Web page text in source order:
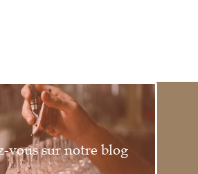
vous sur notre blog